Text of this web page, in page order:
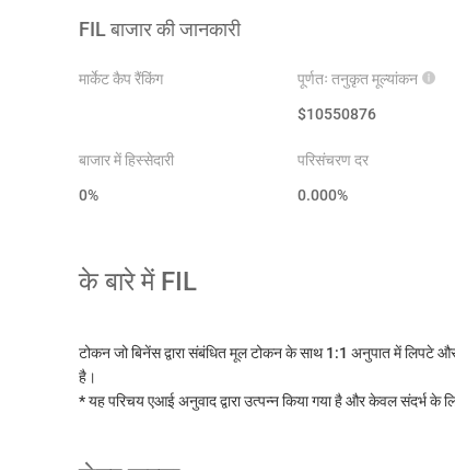
FILबाजार की जानकारी
मार्केट कैप रैंकिंग
पूर्णतः तनुकृत मूल्यांकन
$10550876
बाजार में हिस्सेदारी
0%
परिसंचरण दर
0.000%
के बारे में FIL
टोकन जो बिनेंस द्वारा संबंधित मूल टोकन के साथ 1:1 अनुपात में लिपटे
है।
* यह परिचय एआई अनुवाद द्वारा उत्पन्न किया गया है और केवल संदर्भ के